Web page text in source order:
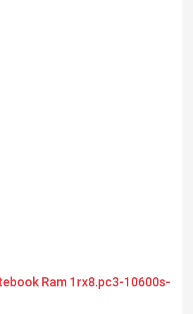
Ram 1rx8.pc3-10600s-